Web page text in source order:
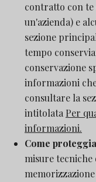
contratto con
un'azienda) e
sezione
tempo
conservazione
informazioni
consultare la
intitolata Per
informazioni.
Come
misure